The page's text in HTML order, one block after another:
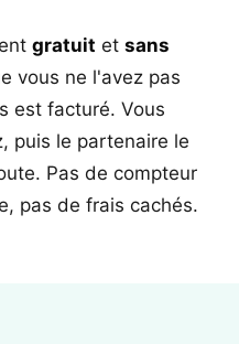
gratuit et sans
vous ne l'avez pas
est facturé. Vous
puis le partenaire le
Pas de compteur
pas de frais cachés.